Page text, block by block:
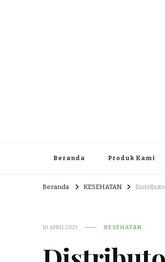
Beranda Produk Kami
Beranda KESEHATAN
10 APRIL 2021 KESEHATAN